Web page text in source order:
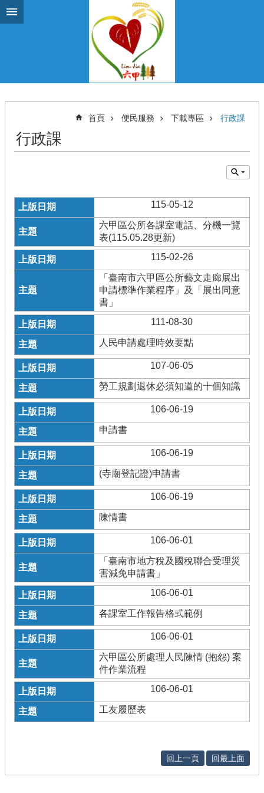
跳到主要內容區塊
首頁 便民服務 下載專區 行政課
行政課
115-05-12
六甲區公所各課室電話、分機一覽
表(115.05.28更新)
115-02-26
「臺南市六甲區公所藝文走廊展出
申請標準作業程序」及「展出同意
書」
111-08-30
人民申請處理時效要點
107-06-05
勞工規劃退休必須知道的十個知識
106-06-19
申請書
106-06-19
(寺廟登記證)申請書
106-06-19
陳情書
106-06-01
「臺南市地方稅及國稅聯合受理災
害減免申請書」
106-06-01
各課室工作報告格式範例
106-06-01
六甲區公所處理人民陳情 (抱怨) 案
件作業流程
106-06-01
工友履歷表
回上一頁 回最上面